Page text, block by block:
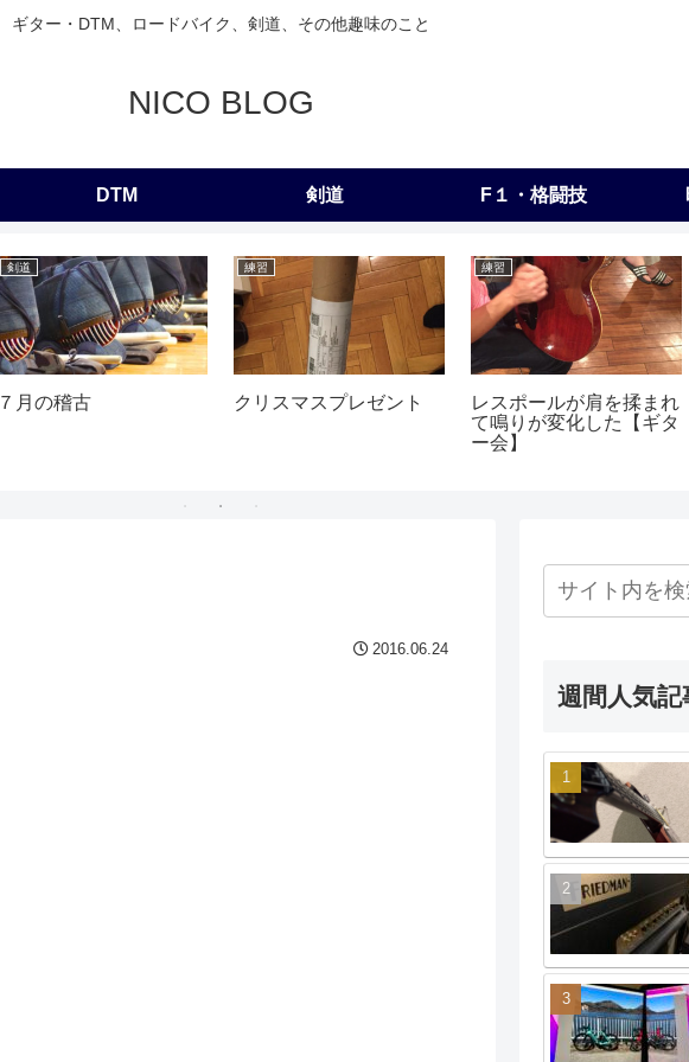
ギター・DTM、ロードバイク、剣道、その他趣味のこと
NICO BLOG
DTM 剣道 F１・格闘技
剣道
７月の稽古
練習
クリスマスプレゼント
練習
レスポールが肩を揉まれ
て鳴りが変化した【ギタ
ー会】
2016.06.24
週間人気